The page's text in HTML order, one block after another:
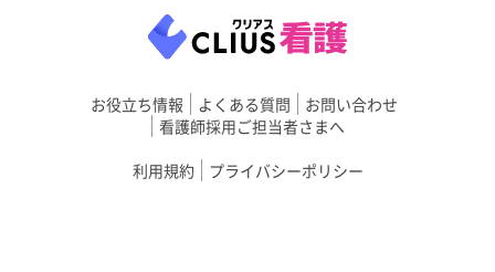
お役立ち情報 よくある質問
お問い合わせ
看護師採用ご担当者さまへ
利用規約
プライバシーポリシー